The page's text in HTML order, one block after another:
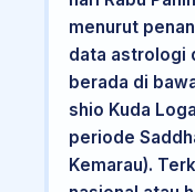
menurut
data astrologi
berada di
shio Kuda
periode
Kemarau).